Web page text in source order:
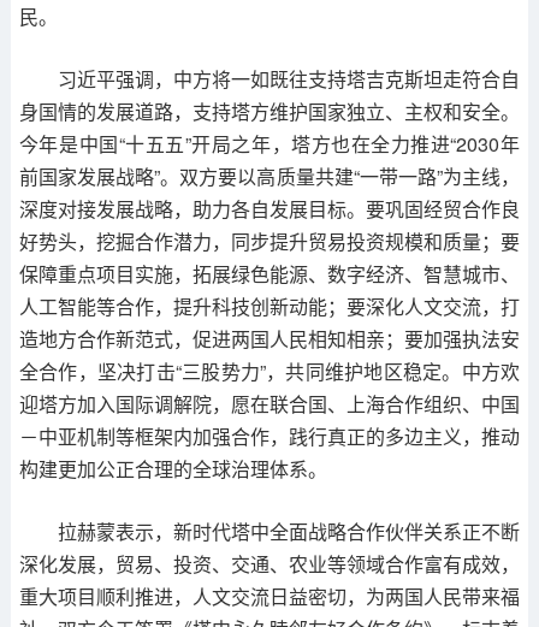
民。
习近平强调，中方将一如既往支持塔吉克斯坦走符合自
身国情的发展道路，支持塔方维护国家独立、主权和安全。
今年是中国“十五五”开局之年，塔方也在全力推进“2030年
前国家发展战略”。双方要以高质量共建“一带一路”为主线，
深度对接发展战略，助力各自发展目标。要巩固经贸合作良
好势头，挖掘合作潜力，同步提升贸易投资规模和质量；要
保障重点项目实施，拓展绿色能源、数字经济、智慧城市、
人工智能等合作，提升科技创新动能；要深化人文交流，打
造地方合作新范式，促进两国人民相知相亲；要加强执法安
全合作，坚决打击“三股势力”，共同维护地区稳定。中方欢
迎塔方加入国际调解院，愿在联合国、上海合作组织、中国
－中亚机制等框架内加强合作，践行真正的多边主义，推动
构建更加公正合理的全球治理体系。
拉赫蒙表示，新时代塔中全面战略合作伙伴关系正不断
深化发展，贸易、投资、交通、农业等领域合作富有成效，
重大项目顺利推进，人文交流日益密切，为两国人民带来福